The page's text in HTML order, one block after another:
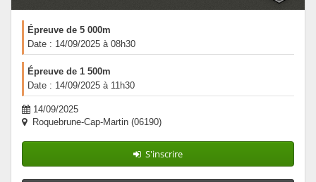
Épreuve de 5 000m
Date : 14/09/2025 à 08h30
Épreuve de 1 500m
Date : 14/09/2025 à 11h30
14/09/2025
Roquebrune-Cap-Martin (06190)
S'inscrire